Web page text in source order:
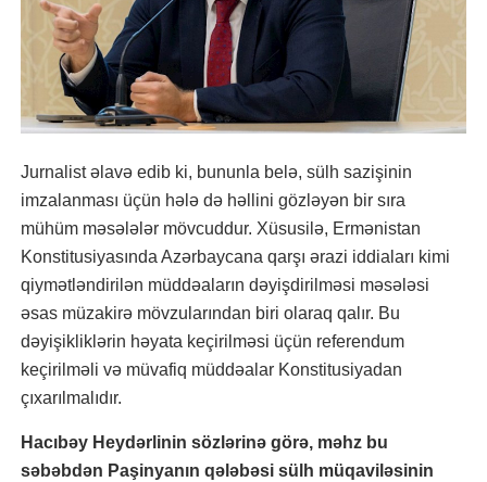
Jurnalist əlavə edib ki, bununla belə, sülh sazişinin
imzalanması üçün hələ də həllini gözləyən bir sıra
mühüm məsələlər mövcuddur. Xüsusilə, Ermənistan
Konstitusiyasında Azərbaycana qarşı ərazi iddiaları kimi
qiymətləndirilən müddəaların dəyişdirilməsi məsələsi
əsas müzakirə mövzularından biri olaraq qalır. Bu
dəyişikliklərin həyata keçirilməsi üçün referendum
keçirilməli və müvafiq müddəalar Konstitusiyadan
çıxarılmalıdır.
Hacıbəy Heydərlinin sözlərinə görə, məhz bu
səbəbdən Paşinyanın qələbəsi sülh müqaviləsinin